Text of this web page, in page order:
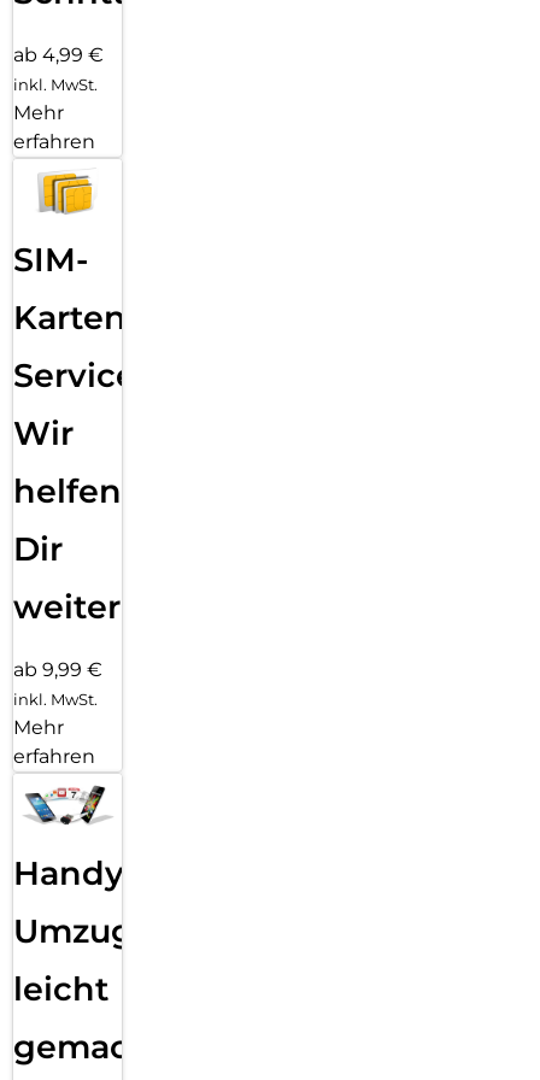
ab 4,99 €
inkl. MwSt.
Mehr
erfahren
SIM-
Karten
Service:
Wir
helfen
Dir
weiter
ab 9,99 €
inkl. MwSt.
Mehr
erfahren
Handy
Umzug
leicht
gemacht!